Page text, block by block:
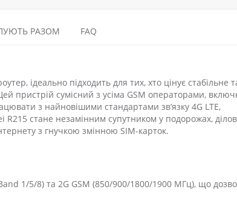
РАЗОМ FAQ
ідеально підходить для тих, хто цінує стабільне
пристрій сумісний з усіма GSM операторами,
з найновішими стандартами зв’язку 4G LTE,
стане незамінним супутником у подорожах,
з гнучкою змінною SIM-карток.
1/5/8) та 2G GSM (850/900/1800/1900 МГц), що